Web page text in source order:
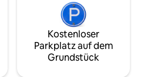
Kostenloser
Parkplatz auf dem
Grundstück